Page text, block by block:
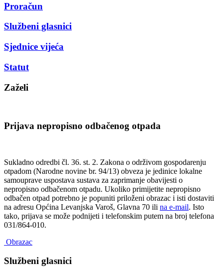
Proračun
Službeni glasnici
Sjednice vijeća
Statut
Zaželi
Prijava nepropisno odbačenog otpada
Sukladno odredbi čl. 36. st. 2. Zakona o održivom gospodarenju
otpadom (Narodne novine br. 94/13) obveza je jedinice lokalne
samouprave uspostava sustava za zaprimanje obavijesti o
nepropisno odbačenom otpadu. Ukoliko primijetite nepropisno
odbačen otpad potrebno je popuniti priloženi obrazac i isti dostaviti
na adresu Općina Levanjska Varoš, Glavna 70 ili na e-mail. Isto
tako, prijava se može podnijeti i telefonskim putem na broj telefona
031/864-010.
Obrazac
Službeni glasnici